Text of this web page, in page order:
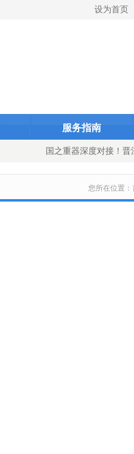
设为首页
服务指南
国之重器深度对接！
您所在位置：